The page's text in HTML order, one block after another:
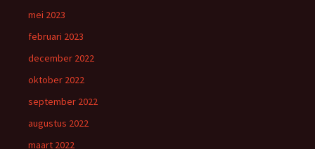
mei 2023
februari 2023
december 2022
oktober 2022
september 2022
augustus 2022
maart 2022